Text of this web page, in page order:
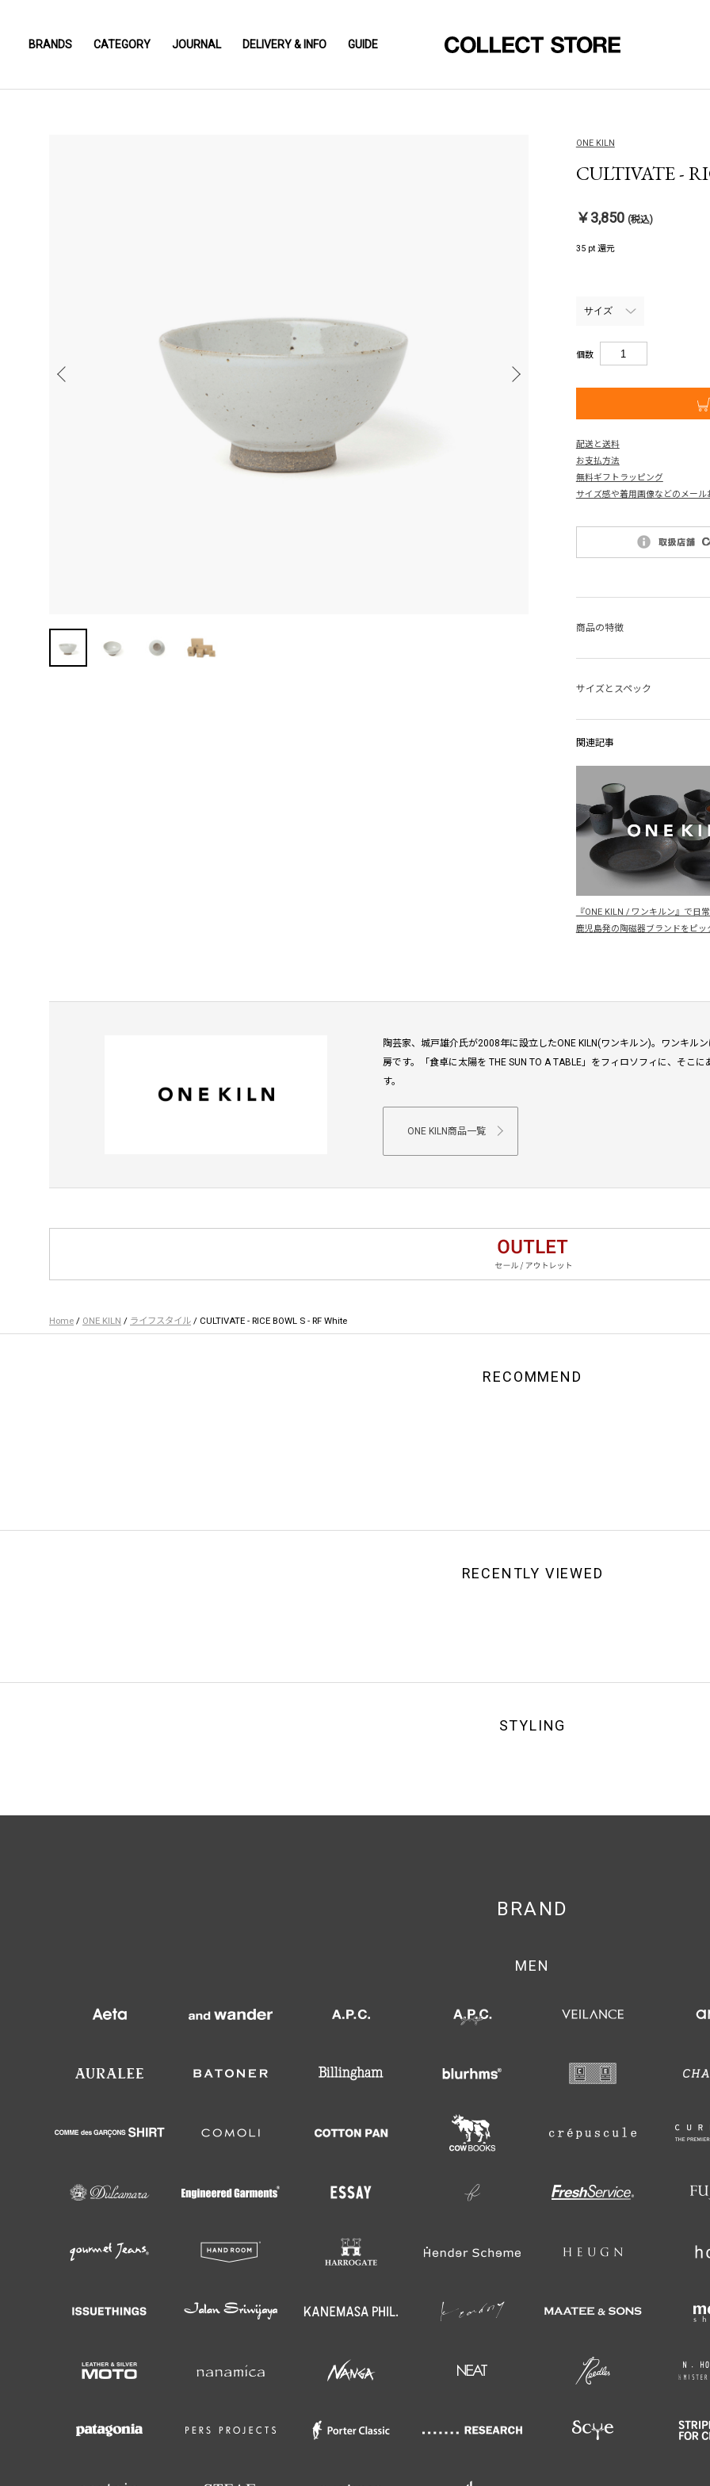
BRANDS CATEGORY JOURNAL DELIVERY & INFO GUIDE
ONE KILN
CULTIVATE -
￥3,850 (税込)
35 pt 還元
個数
配送と送料
お支払方法
無料ギフトラッピング
サイズ感や着用画像などのメール
商品の特徴
サイズとスペック
関連記事
『ONE KILN / ワンキルン』で日
鹿児島発の陶磁器ブランドをピッ
陶芸家、城戸雄介氏が2008年に設立したONE KILN(ワンキルン)。ワンキル
房です。「食卓に太陽を THE SUN TO A TABLE」をフィロソフィに、そこ
す。
ONE KILN商品一覧
Home / ONE KILN / ライフスタイル / CULTIVATE - RICE BOWL S - RF White
RECOMMEND
RECENTLY VIEWED
STYLING
BRAND
MEN